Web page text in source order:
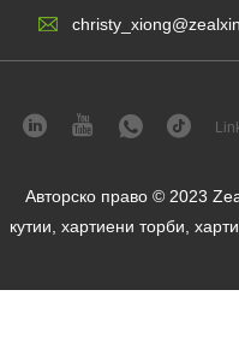
Авторско право © 2023
кутии, хартиени торби,